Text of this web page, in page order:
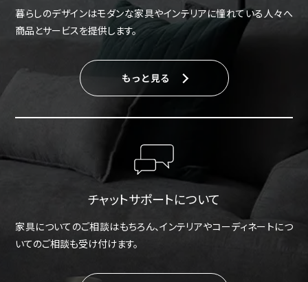
暮らしのデザインはモダンな家具やインテリアに憧れている人々へ
商品とサービスを提供します。
もっと見る
チャットサポートについて
家具についてのご相談はもちろん、インテリアやコーディネートにつ
いてのご相談も受け付けます。